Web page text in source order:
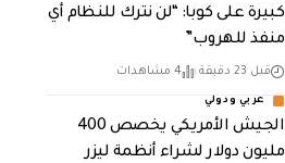
كبيرة على كوبا: “لن نترك للنظام أي
منفذ للهروب”
قبل 23 دقيقة 4 مشاهدات
عربي ودولي
الجيش الأمريكي يخصص 400
مليون دولار لشراء أنظمة ليزر